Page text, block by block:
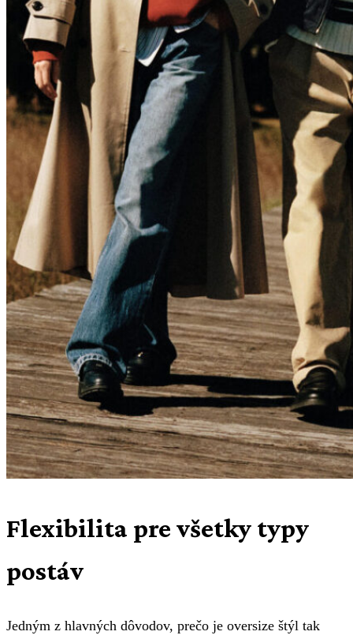
Flexibilita pre všetky typy
postáv
Jedným z hlavných dôvodov, prečo je oversize štýl tak